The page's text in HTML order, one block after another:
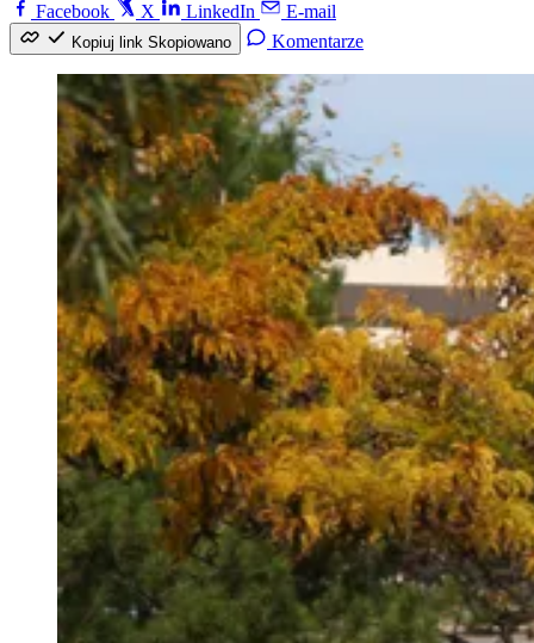
Facebook
X LinkedIn E-mail
Kopiuj link Skopiowano Komentarze